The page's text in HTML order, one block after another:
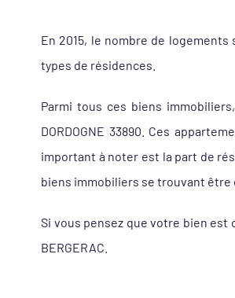
En 2015, le nombre de logements
types de résidences.
Parmi tous ces biens
DORDOGNE 33890. Ces
important à noter est la part de
biens immobiliers se trouvant être
Si vous pensez que votre bien est
BERGERAC.